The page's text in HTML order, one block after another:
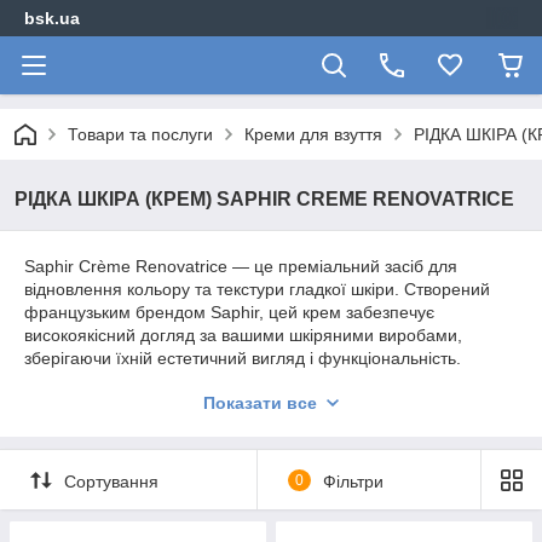
bsk.ua
Товари та послуги Креми для взуття РІДКА ШКІРА
РІДКА ШКІРА (КРЕМ) SAPHIR CREME RENOVATRICE
Saphir Crème Renovatrice — це преміальний засіб для
відновлення кольору та текстури гладкої шкіри. Створений
французьким брендом Saphir, цей крем забезпечує
високоякісний догляд за вашими шкіряними виробами,
зберігаючи їхній естетичний вигляд і функціональність.
концентрації пігментів, крем ефективно відновлює та
оновлює колір шкіряних виробів, приховуючи
подряпини, потертості та інші дефекти.
Показати все
Сортування 0 Фільтри